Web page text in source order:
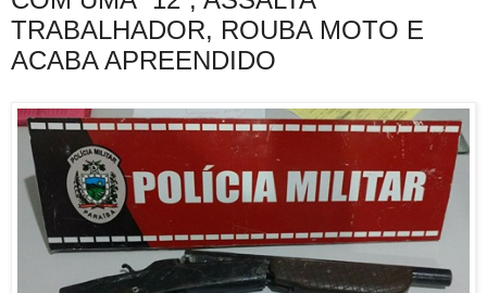
TRABALHADOR, ROUBA MOTO E
ACABA APREENDIDO